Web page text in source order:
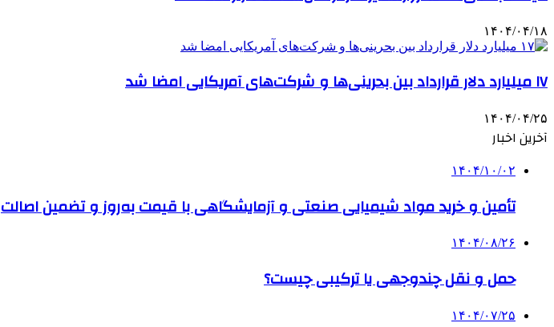
۱۴۰۴/۰۴/۱۸
۱۷ میلیارد دلار قرارداد بین بحرینی‌ها و شرکت‌های آمریکایی امضا شد
۱۴۰۴/۰۴/۲۵
آخرین اخبار
۱۴۰۴/۱۰/۰۲
تأمین و خرید مواد شیمیایی صنعتی و آزمایشگاهی با قیمت به‌روز و تضمین اصالت
۱۴۰۴/۰۸/۲۶
حمل و نقل چندوجهی یا ترکیبی چیست؟
۱۴۰۴/۰۷/۲۵